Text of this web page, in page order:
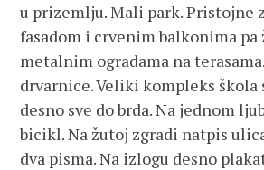
u prizemlju. Mali park. Pristojne
fasadom i crvenim balkonima pa
metalnim ogradama na
drvarnice. Veliki kompleks
desno sve do brda. Na jednom
bicikl. Na žutoj zgradi natpis
dva pisma. Na izlogu desno